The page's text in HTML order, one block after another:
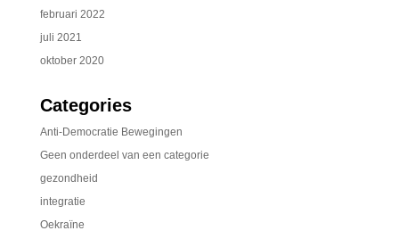
februari 2022
juli 2021
oktober 2020
Categories
Anti-Democratie Bewegingen
Geen onderdeel van een categorie
gezondheid
integratie
Oekraïne